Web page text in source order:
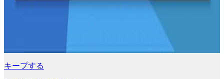
キープする